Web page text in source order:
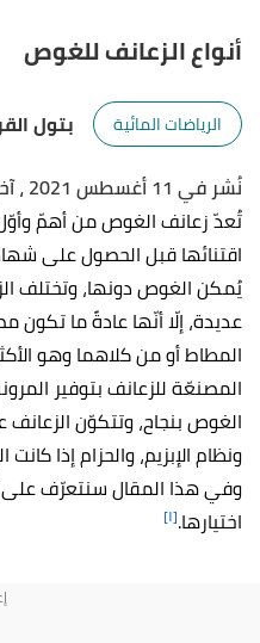
أنواع الزعانف للغوص
الرياضات المائية
بتول
نُشر في 11 أغسطس 2021
، آخر
تُعدّ زعانف الغوص من أهمّ
اقتنائها قبل الحصول على
يُمكن الغوص دونها، وتختلف
عديدة، إلّا أنّها عادةً ما تكون
المطاط أو من كلاهما وهو
المصنعّة للزعانف بتوفير
الغوص بنجاح، وتتكوّن
ونظام الإبزيم، والحزام إذا
وفي هذا المقال سنتعرّف على
اختيارها.[١]